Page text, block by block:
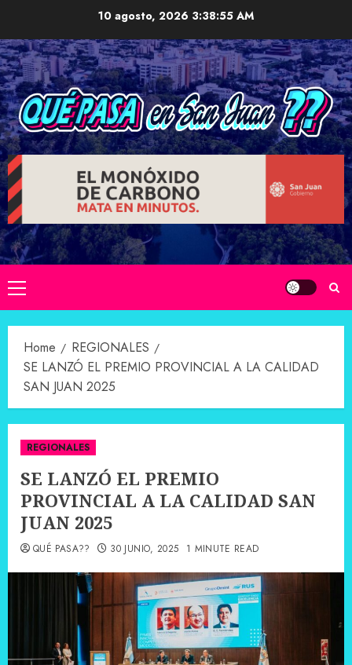
content
10 agosto, 2026 3:38:56 AM
Primary
Menu
Home
REGIONALES
SE LANZÓ EL PREMIO PROVINCIAL A LA CALIDAD
SAN JUAN 2025
REGIONALES
SE LANZÓ EL PREMIO
PROVINCIAL A LA CALIDAD SAN
JUAN 2025
QUÉ PASA?? 30 JUNIO, 2025 1 MINUTE READ